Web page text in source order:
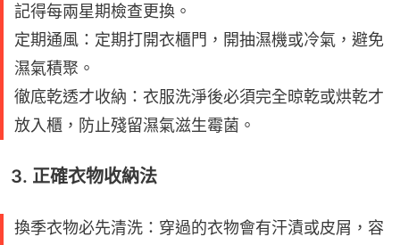
記得每兩星期檢查更換。
定期通風：定期打開衣櫃門，開抽濕機或冷氣，避免
濕氣積聚。
徹底乾透才收納：衣服洗淨後必須完全晾乾或烘乾才
放入櫃，防止殘留濕氣滋生霉菌。
3. 正確衣物收納法
換季衣物必先清洗：穿過的衣物會有汗漬或皮屑，容